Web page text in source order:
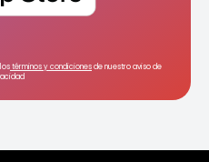
términos y condicionesde nuestro aviso de